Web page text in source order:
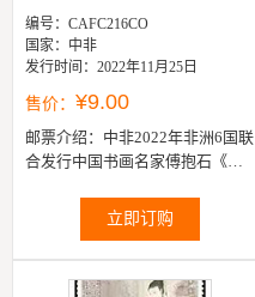
编号：CAFC216CO
国家：中非
发行时间：2022年11月25日
售价： ¥9.00
邮票介绍： 中非2022年非洲6国联
合发行中国书画名家傅抱石《湘
立即订购